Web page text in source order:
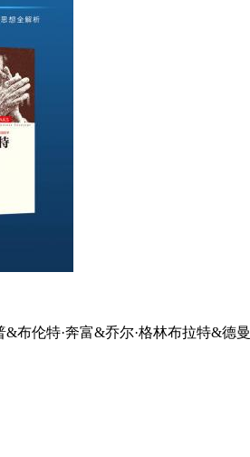
布伦特·奔富&乔尔·格林布拉特&德曼